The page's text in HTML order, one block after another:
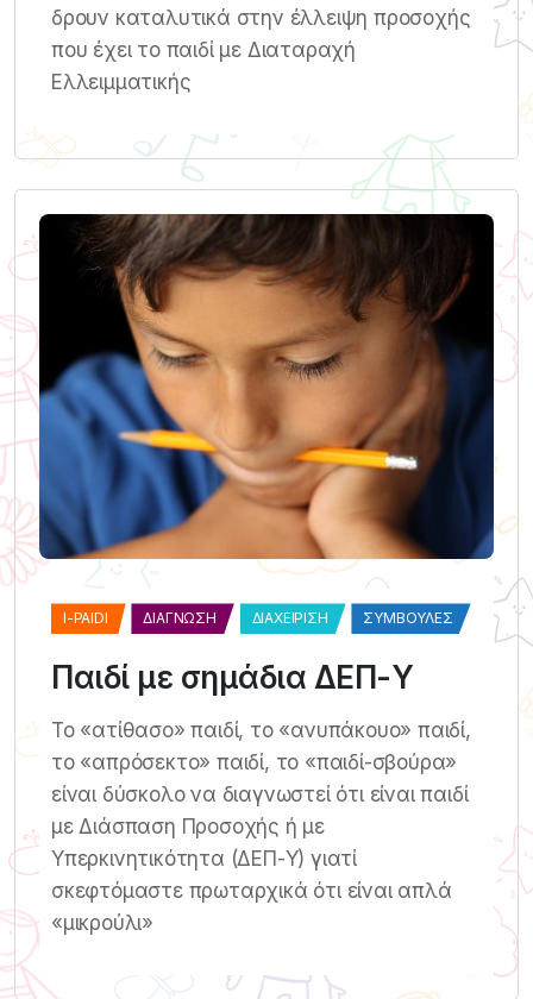
δρουν καταλυτικά στην έλλειψη προσοχής
που έχει το παιδί με Διαταραχή
Ελλειμματικής
I-PAIDI ΔΙΆΓΝΩΣΗ ΔΙΑΧΕΊΡΙΣΗ ΣΥΜΒΟΥΛΈΣ
Παιδί με σημάδια ΔΕΠ-Υ
Το «ατίθασο» παιδί, το «ανυπάκουο» παιδί,
το «απρόσεκτο» παιδί, το «παιδί-σβούρα»
είναι δύσκολο να διαγνωστεί ότι είναι παιδί
με Διάσπαση Προσοχής ή με
Υπερκινητικότητα (ΔΕΠ-Υ) γιατί
σκεφτόμαστε πρωταρχικά ότι είναι απλά
«μικρούλι»